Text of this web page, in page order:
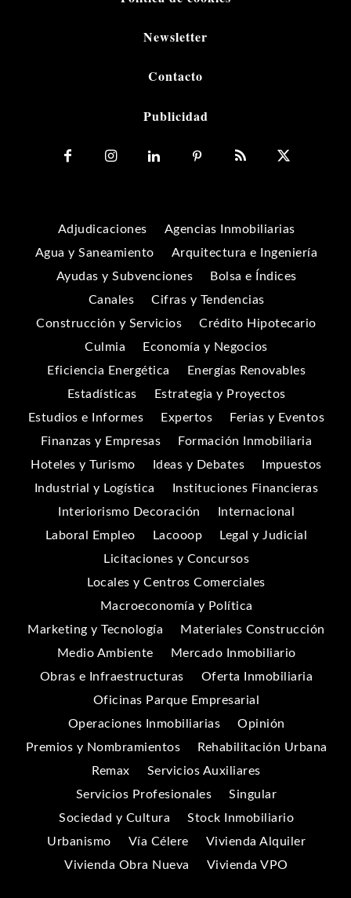
Newsletter
Contacto
Publicidad
Adjudicaciones
Agencias Inmobiliarias
Agua y Saneamiento
Arquitectura e Ingeniería
Ayudas y Subvenciones
Bolsa e Índices
Canales
Cifras y Tendencias
Construcción y Servicios
Crédito Hipotecario
Culmia
Economía y Negocios
Eficiencia Energética
Energías Renovables
Estadísticas
Estrategia y Proyectos
Estudios e Informes
Expertos
Ferias y Eventos
Finanzas y Empresas
Formación Inmobiliaria
Hoteles y Turismo
Ideas y Debates
Impuestos
Industrial y Logística
Instituciones Financieras
Interiorismo Decoración
Internacional
Laboral Empleo
Lacooop
Legal y Judicial
Licitaciones y Concursos
Locales y Centros Comerciales
Macroeconomía y Política
Marketing y Tecnología
Materiales Construcción
Medio Ambiente
Mercado Inmobiliario
Obras e Infraestructuras
Oferta Inmobiliaria
Oficinas Parque Empresarial
Operaciones Inmobiliarias
Opinión
Premios y Nombramientos
Rehabilitación Urbana
Remax
Servicios Auxiliares
Servicios Profesionales
Singular
Sociedad y Cultura
Stock Inmobiliario
Urbanismo
Vía Célere
Vivienda Alquiler
Vivienda Obra Nueva
Vivienda VPO